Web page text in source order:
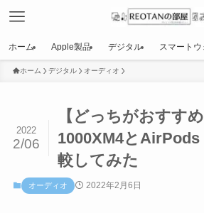
ホーム Apple製品 デジタル スマート
ホーム デジタル オーディオ
【どっちがおすす
1000XM4と
較してみた
2022
2/06
オーディオ 2022年2月6日